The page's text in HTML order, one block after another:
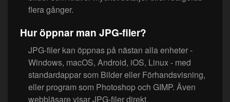
flera gånger.
Hur öppnar man JPG-filer?
JPG-filer kan öppnas på nästan alla enheter -
Windows, macOS, Android, iOS, Linux - med
standardappar som Bilder eller Förhandsvisning,
eller program som Photoshop och GIMP. Även
webbläsare visar JPG-filer direkt.